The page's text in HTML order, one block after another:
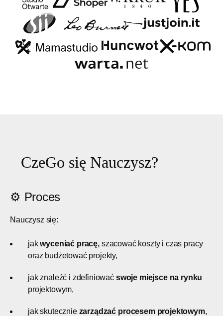
CzeGo się Nauczysz?
⚙️ Proces
Nauczysz się:
jakwyceniać pracę,szacować koszty i czas pracy
oraz budżetować projekty,
jak znaleźć i zdefiniować swoje miejsce na rynku
projektowym,
jak skutecznie zarządzać procesem projektowym,